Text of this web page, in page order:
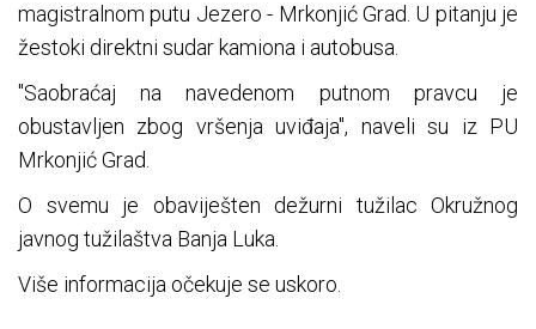
magistralnom putu Jezero - Mrkonjić Grad. U pitanju je
žestoki direktni sudar kamiona i autobusa.
"Saobraćaj na navedenom putnom pravcu je
obustavljen zbog vršenja uviđaja", naveli su iz PU
Mrkonjić Grad.
O svemu je obaviješten dežurni tužilac Okružnog
javnog tužilaštva Banja Luka.
Više informacija očekuje se uskoro.